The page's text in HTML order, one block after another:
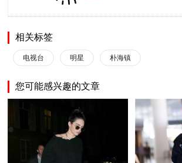
相关标签
电视台 明星 朴海镇
您可能感兴趣的文章